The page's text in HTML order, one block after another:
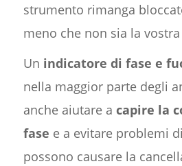
strumento rimanga
meno che non sia la
Un indicatore di fase e
nella maggior parte degli
anche aiutare a capire la
fase e a evitare problemi
possono causare la